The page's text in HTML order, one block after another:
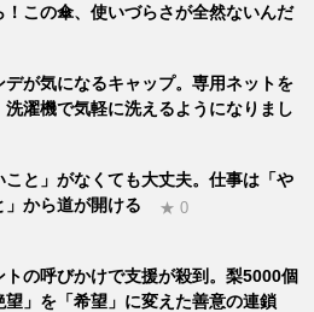
！この傘、使いづらさが全然ないんだ
デが気になるキャップ。専用ネットを
洗濯機で気軽に洗えるようになりまし
こと」がなくても大丈夫。仕事は「や
」から道が開ける
★ 0
トの呼びかけで支援が殺到。梨5000個
望」を「希望」に変えた善意の連鎖